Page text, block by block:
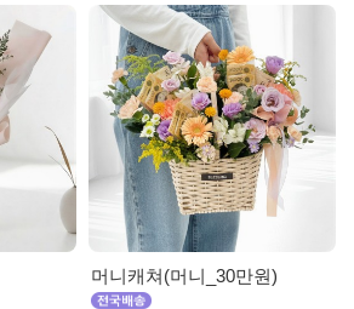
머니캐쳐(머니_30만원)